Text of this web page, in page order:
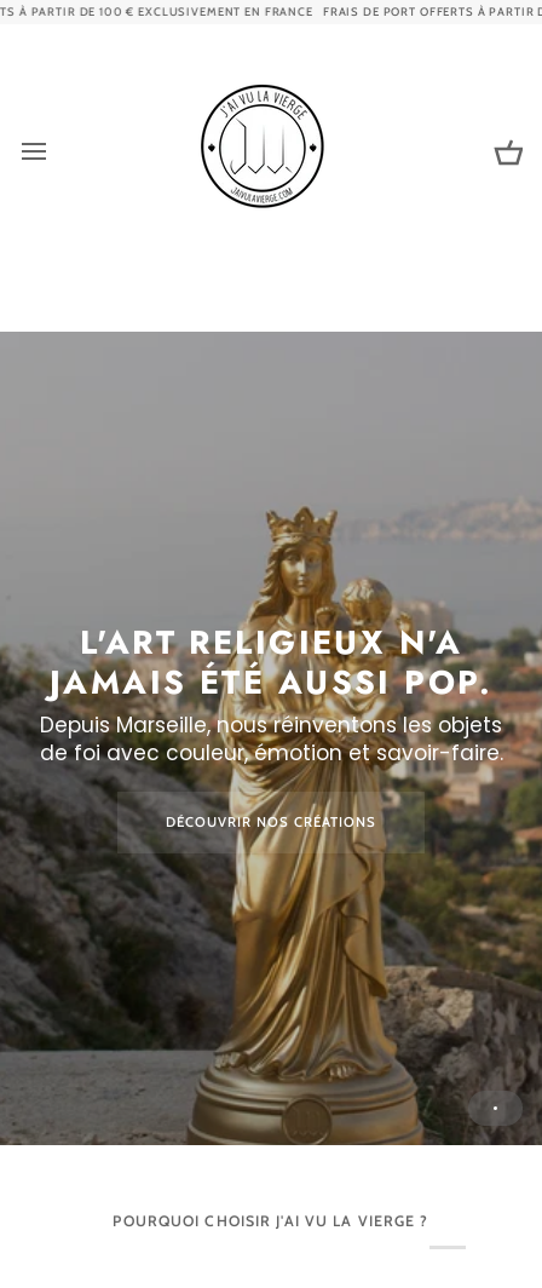
Passer
€ EXCLUSIVEMENT EN FRANCE FRAIS DE PORT OFFERTS À PARTIR DE 100 €
L'ART RELIGIEUX N'A
JAMAIS ÉTÉ AUSSI POP.
Depuis Marseille, nous réinventons les objets
de foi avec couleur, émotion et savoir-faire.
DÉCOUVRIR NOS CRÉATIONS
POURQUOI CHOISIR J'AI VU LA VIERGE ?